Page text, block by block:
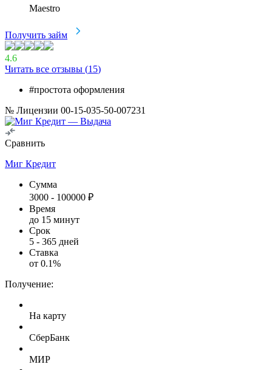
Maestro
Получить займ
4.6
Читать все отзывы (15)
#простота оформления
№ Лицензии 00-15-035-50-007231
Сравнить
Миг Кредит
Сумма
3000 - 100000 ₽
Время
до 15 минут
Срок
5 - 365 дней
Ставка
от 0.1%
Получение:
На карту
СберБанк
МИР